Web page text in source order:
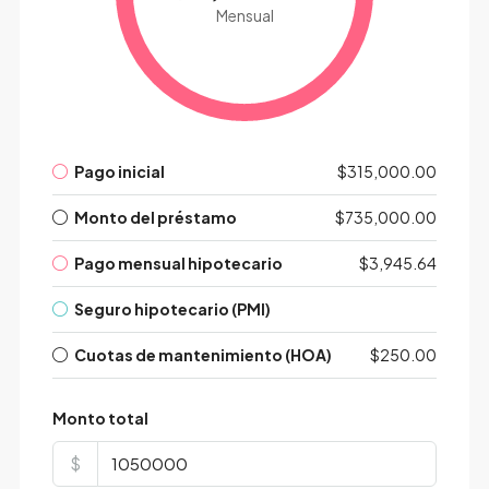
Mensual
Pago inicial $315,000.00
Monto del préstamo $735,000.00
Pago mensual hipotecario $3,945.64
Seguro hipotecario (PMI)
Cuotas de mantenimiento (HOA) $250.00
Monto total
$